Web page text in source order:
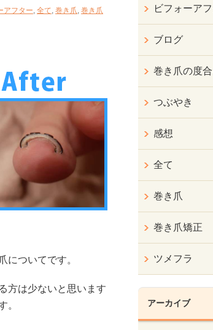
アフター, 全て, 巻き爪, 巻き爪
についてです。
方は少ないと思います
。
ビフォーア
ブログ
巻き爪の度
つぶやき
感想
全て
巻き爪
巻き爪矯正
ツメフラ
アーカイブ